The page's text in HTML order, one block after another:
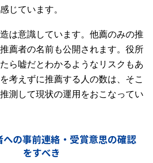
じています。
は意識しています。他薦のみの推
薦者の名前も公開されます。役所
ら嘘だとわかるようなリスクもあ
考えずに推薦する人の数は、そこ
測して現状の運用をおこなってい
の事前連絡・受賞意思の確認
をすべき